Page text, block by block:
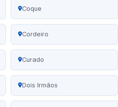
Coque
Cordeiro
Curado
Dois Irmãos